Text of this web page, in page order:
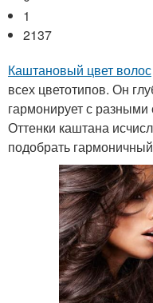
1
2137
Каштановый цвет волос
всех цветотипов. Он
гармонирует с
Оттенки каштана
подобрать